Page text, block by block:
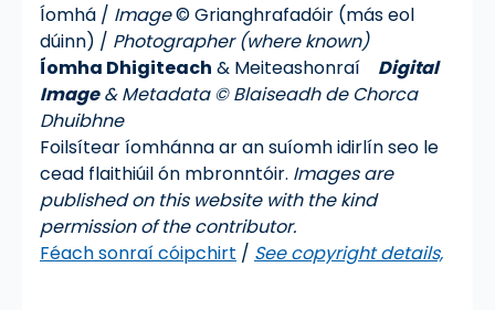
Íomhá / Image© Grianghrafadóir (más eol
dúinn) / Photographer (where known)
Íomha Dhigiteach & Meiteashonraí Digital
Image& Metadata © Blaiseadh de Chorca
Dhuibhne
Foilsítear íomhánna ar an suíomh idirlín seo le
cead flaithiúil ón mbronntóir. Images are
published on this website with the kind
permission of the contributor.
Féach sonraí cóipchirt / See copyright details,